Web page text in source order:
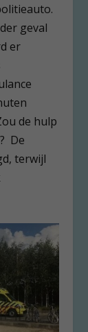
geval
er
de hulp
De
terwijl